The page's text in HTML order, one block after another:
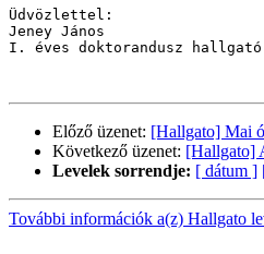
Üdvözlettel:
Jeney János
I. éves doktorandusz hallgató
Előző üzenet: [Hallgato] Mai
Következő üzenet: [Hallgato]
Levelek sorrendje: [ dátum ]
További információk a(z) Hallgato